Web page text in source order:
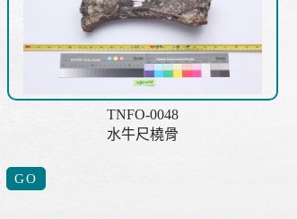
TNFO-0048
水牛尺橈骨